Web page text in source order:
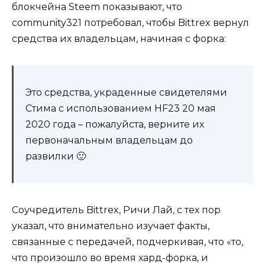
блокчейна Steem показывают, что
community321 потребовал, чтобы Bittrex вернул
средства их владельцам, начиная с форка:
Это средства, украденные свидетелями
Стима с использованием HF23 20 мая
2020 года – пожалуйста, верните их
первоначальным владельцам до
развилки 🙂
Соучредитель Bittrex, Ричи Лай, с тех пор
указал, что внимательно изучает факты,
связанные с передачей, подчеркивая, что «то,
что произошло во время хард-форка, и